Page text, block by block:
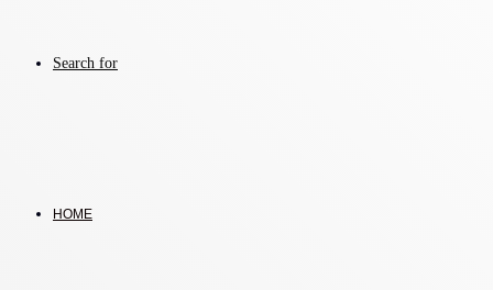
Search for
HOME